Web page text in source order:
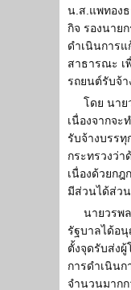
น.ส.แพทองธ
กิจ รองนาย
ดำเนินการ
สาธารณะ เ
รถยนต์รับจ้
โดย นาย
เนื่องจากจะ
รับจ้างบรรทุ
กระทรวงว่
เนื่องด้วยก
มีส่วนได้ส่ว
นายวรพ
รัฐบาลได้อ
ตั้งจุดรับส่ง
การดำเนิน
จำนวนมากก